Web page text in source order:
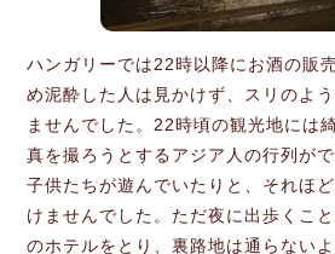
ハンガリーでは22時以降にお酒の販
め泥酔した人は見かけず、スリのよ
ませんでした。22時頃の観光地には
真を撮ろうとするアジア人の行列が
子供たちが遊んでいたりと、それほ
けませんでした。ただ夜に出歩くこ
のホテルをとり、裏路地は通らない